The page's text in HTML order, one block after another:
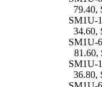
79.40,
SM1U-
34.60,
SM1U-
81.60,
SM1U-
36.80,